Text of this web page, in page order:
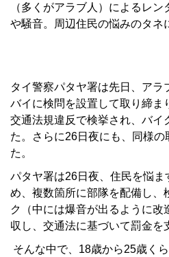
（多くがアラブ人）によるレ
や騒音。周辺住民の悩みのタネ
タイ警察パタヤ署は先日、アラ
バイに検問を設置して取り締ま
交通法規違反で検挙され、バイ
た。さらに26日夜にも、同様の
た。
パタヤ署は26日夜、住民を悩ま
め、複数箇所に部隊を配備し、
ク（中には爆音が出るように改
収し、交通法に基づいて罰金を
そんな中で、18歳から25歳く